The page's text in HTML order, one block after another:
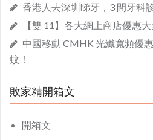
香港人去深圳睇牙，3 間牙科
【雙 11】各大網上商店優惠大
中國移動 CMHK 光纖寬頻優
蚊！
敗家精開箱文
開箱文